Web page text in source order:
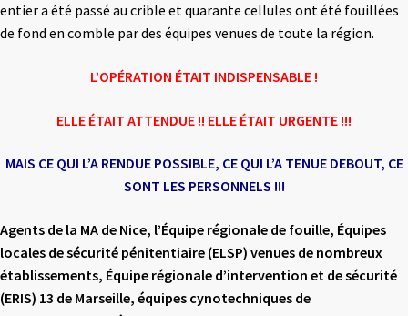
entier a été passé au crible et quarante cellules ont été fouillées
de fond en comble par des équipes venues de toute la région.
L’OPÉRATION ÉTAIT INDISPENSABLE !
ELLE ÉTAIT ATTENDUE !! ELLE ÉTAIT URGENTE !!!
MAIS CE QUI L’A RENDUE POSSIBLE, CE QUI L’A TENUE DEBOUT, CE
SONT LES PERSONNELS !!!
Agents de la MA de Nice, l’Équipe régionale de fouille, Équipes
locales de sécurité pénitentiaire (ELSP) venues de nombreux
établissements, Équipe régionale d’intervention et de sécurité
(ERIS) 13 de Marseille, équipes cynotechniques de